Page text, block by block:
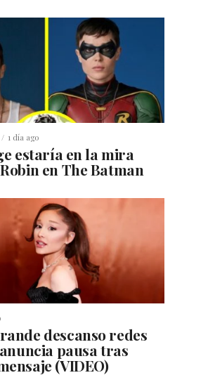
1 día ago
estaría en la mira
en The Batman
descanso redes
pausa tras
(VIDEO)